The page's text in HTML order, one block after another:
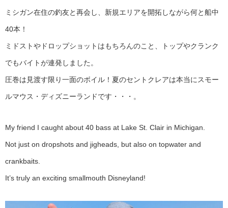
ミシガン在住の釣友と再会し、新規エリアを開拓しながら何と船中
40本！
ミドストやドロップショットはもちろんのこと、トップやクランク
でもバイトが連発しました。
圧巻は見渡す限り一面のボイル！夏のセントクレアは本当にスモー
ルマウス・ディズニーランドです・・・。
My friend I caught about 40 bass at Lake St. Clair in Michigan.
Not just on dropshots and jigheads, but also on topwater and
crankbaits.
It’s truly an exciting smallmouth Disneyland!